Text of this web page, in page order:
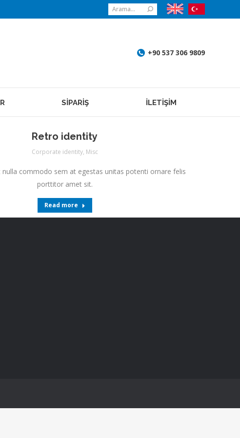
Search:
+90 537 306 9809
SİPARİŞ İLETİŞİM
Retro identity
Corporate identity, Misc
nulla commodo sem at egestas unitas potenti ornare felis
porttitor amet sit.
Read more